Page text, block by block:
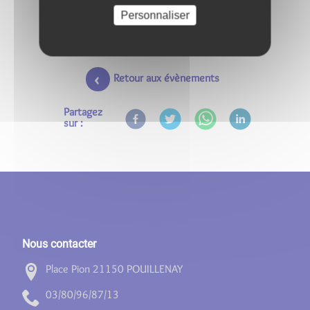
Retour aux évènements
Partagez
sur :
Nous contacter
Place Pion 21150 POUILLENAY
31/78/69/08/30
Personnaliser